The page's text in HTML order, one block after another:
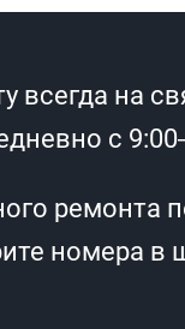
всегда на
с
ремонта
номера в